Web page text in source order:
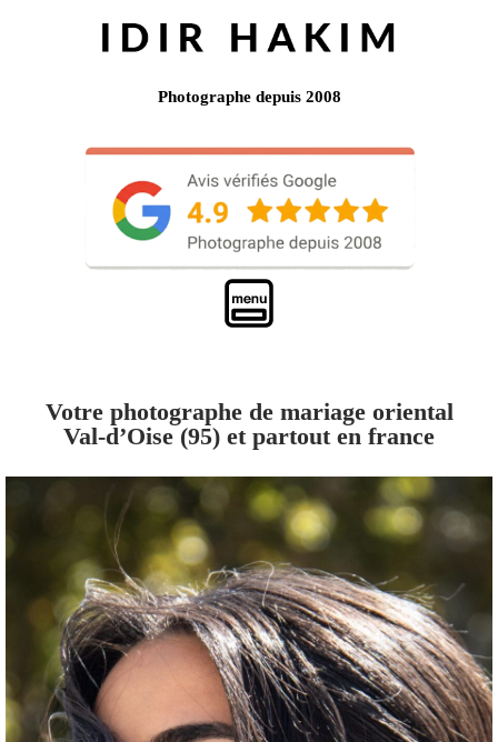
Photographe depuis 2008
Votre photographe de mariage oriental
Val-d’Oise (95) et partout en france